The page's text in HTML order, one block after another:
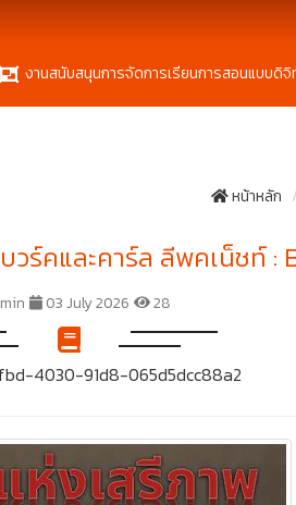
งานสนับสนุนการจัดการเรียนการสอนแบบดิจิ
หน้าหลัก
ร์คและคาร์ล ลีพคเน็ชท์ :
03 July 2026 28
4030-91d8-065d5dcc88a2